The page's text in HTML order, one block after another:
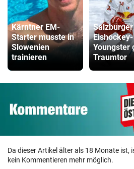
Kärntner EM-
Starter musste in
Slowenien
trainieren
Salzburger
Eishockey-
Youngster
Traumtor
Da dieser Artikel älter als 18 Monate ist,
kein Kommentieren mehr möglich.